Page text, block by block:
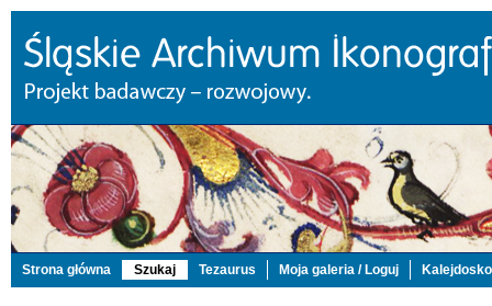
Strona główna Szukaj Tezaurus Moja galeria / Loguj